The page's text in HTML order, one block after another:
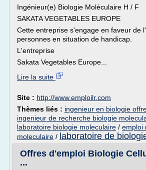
Ingénieur(e) Biologie Moléculaire H / F
SAKATA VEGETABLES EUROPE
Cette entreprise s'engage en faveur de
personnes en situation de handicap.
L'entreprise
Sakata Vegetables Europe...
Lire la suite
Site : http://www.emploilr.com
Thèmes liés : ingenieur en biologie
ingenieur de recherche biologie
laboratoire biologie moleculaire / emploi
moleculaire / laboratoire de
Offres d'emploi Biologie
...